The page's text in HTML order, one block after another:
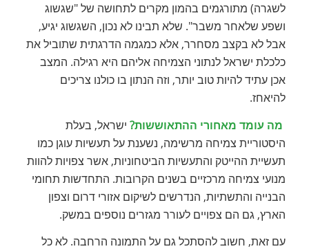
לשגרה) מתורגמים בהמון מקרים לתחושה של "שגשוג
ושפע שלאחר משבר". שלא תבינו לא נכון, השגשוג יגיע,
אבל לא בקצב מסחרר, אלא כמגמה הדרגתית שתוביל את
כלכלת ישראל לנתוני הצמיחה אליהם היא רגילה. המצב
אכן עתיד להיות טוב יותר, וזה הנתון בו כולנו צריכים
להיאחז.
מה עומד מאחורי ההתאוששות?ישראל, בעלת
היסטוריית צמיחה מרשימה, נשענת על תעשיות עוגן כמו
תעשיית ההייטק והתעשיות הביטחוניות, אשר צפויות להוות
מנועי צמיחה מרכזיים בשנים הקרובות. התחדשות תחומי
הבנייה והתשתיות, הנדרשים לשיקום אזורי דרום וצפון
הארץ, גם הם צפויים לעורר מגזרים נוספים במשק.
עם זאת, חשוב להסתכל גם על התמונה הרחבה. לא כל